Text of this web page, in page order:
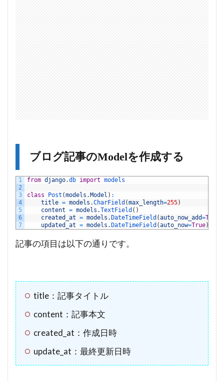
ブログ記事のModelを作成する
1
2
3
4
5
6
7
from django.db import models
class Post (models . Model ) :
title = models .CharField (max_length=255)
content = models .TextField ( )
created_at = models . DateTimeField (auto_now_add=True
updated_at = models . DateTimeField (auto_now=True)
記事の項目は以下の通りです。
title：記事タイトル
content：記事本文
created_at：作成日時
update_at：最終更新日時